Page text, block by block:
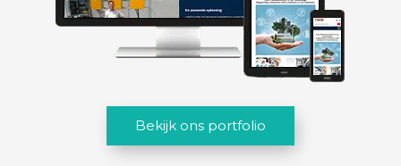
Bekijk ons portfolio